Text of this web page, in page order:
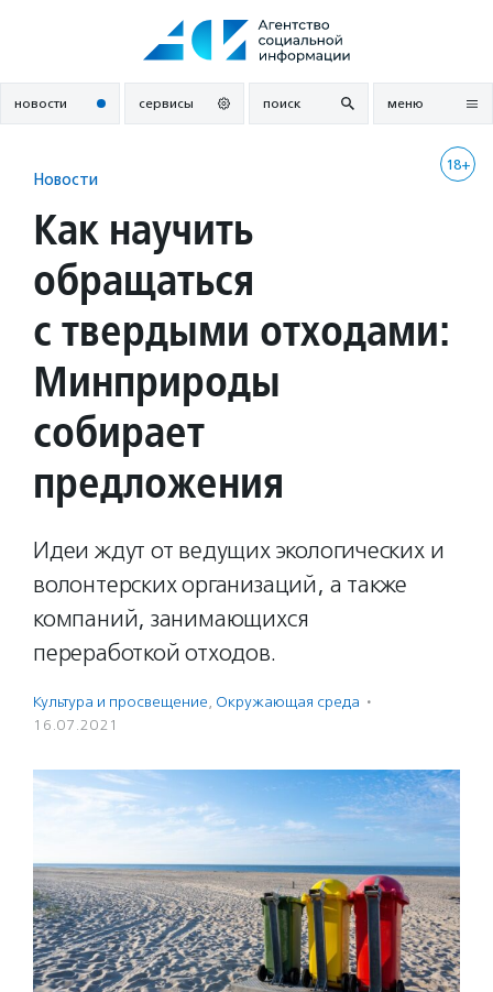
новости сервисы поиск меню
18+
Новости
Как научить
обращаться
с твердыми отходами:
Минприроды
собирает
предложения
Идеи ждут от ведущих экологических и
волонтерских организаций, а также
компаний, занимающихся
переработкой отходов.
Культура и просвещение, Окружающая среда ·
16.07.2021